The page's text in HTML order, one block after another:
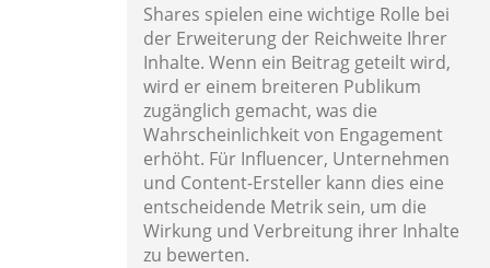
Shares spielen eine wichtige Rolle bei
der Erweiterung der Reichweite Ihrer
Inhalte. Wenn ein Beitrag geteilt wird,
wird er einem breiteren Publikum
zugänglich gemacht, was die
Wahrscheinlichkeit von Engagement
erhöht. Für Influencer, Unternehmen
und Content-Ersteller kann dies eine
entscheidende Metrik sein, um die
Wirkung und Verbreitung ihrer Inhalte
zu bewerten.